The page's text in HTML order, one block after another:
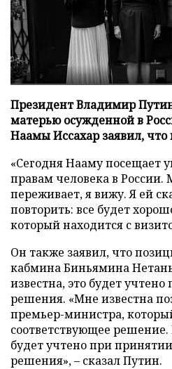
Президент Владимир
матерью осужденной в
Наамы Иссахар заявил, что
«Сегодня Нааму посещает
правам человека в России.
переживает, я вижу. Я ей
повторить: все будет
который находится с
Он также заявил, что
кабмина Биньямина
известна, это будет
решения. «Мне известна
премьер-министра,
соответствующее решение.
будет учтено при
решения», – сказал Путин.